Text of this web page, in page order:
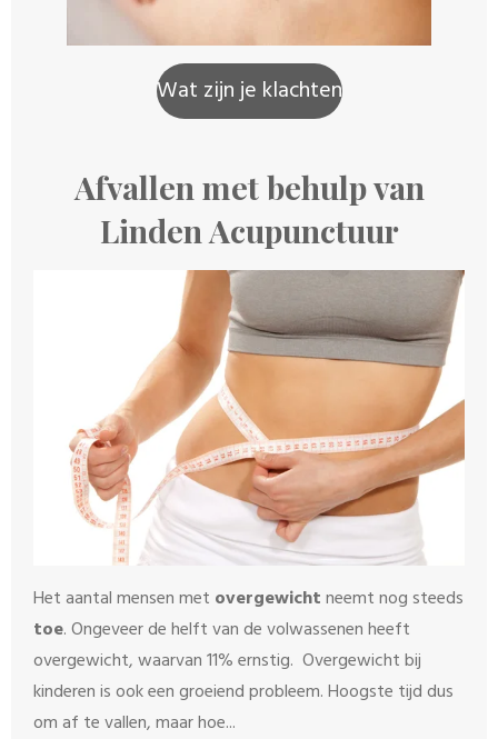
Wat zijn je klachten
Afvallen met behulp van
Linden Acupunctuur
Het aantal mensen met overgewichtneemt nog steeds
toe. Ongeveer de helft van de volwassenen heeft
overgewicht, waarvan 11% ernstig. Overgewicht bij
kinderen is ook een groeiend probleem. Hoogste tijd dus
om af te vallen, maar hoe...